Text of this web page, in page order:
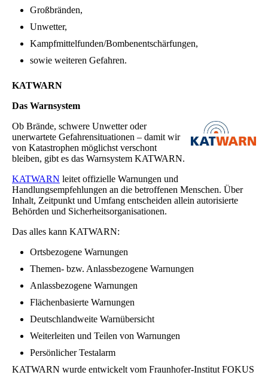
Großbränden,
Unwetter,
Kampfmittelfunden/Bombenentschärfungen,
sowie weiteren Gefahren.
KATWARN
Das Warnsystem
Ob Brände, schwere Unwetter oder
unerwartete Gefahrensituationen – damit wir
von Katastrophen möglichst verschont
bleiben, gibt es das Warnsystem KATWARN.
KATWARN leitet offizielle Warnungen und
Handlungsempfehlungen an die betroffenen Menschen. Über
Inhalt, Zeitpunkt und Umfang entscheiden allein autorisierte
Behörden und Sicherheitsorganisationen.
Das alles kann KATWARN:
Ortsbezogene Warnungen
Themen- bzw. Anlassbezogene Warnungen
Anlassbezogene Warnungen
Flächenbasierte Warnungen
Deutschlandweite Warnübersicht
Weiterleiten und Teilen von Warnungen
Persönlicher Testalarm
KATWARN wurde entwickelt vom Fraunhofer-Institut FOKUS